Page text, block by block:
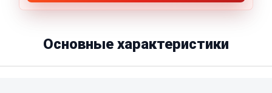
Основные характеристики